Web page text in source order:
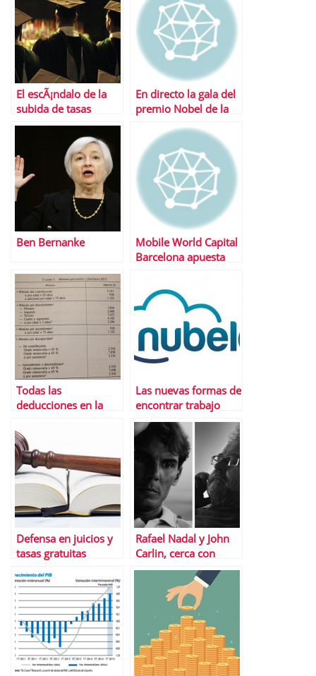
El escÃ¡ndalo de la
subida de tasas
universitarias
En directo la gala del
premio Nobel de la
Ben Bernanke
Mobile World Capital
Barcelona apuesta
emprendedores con
4YFN
Todas las
deducciones en la
renta 2014
Las nuevas formas de
encontrar trabajo
Defensa en juicios y
tasas gratuitas
Rafael Nadal y John
Carlin, cerca con
Banco Sabadell